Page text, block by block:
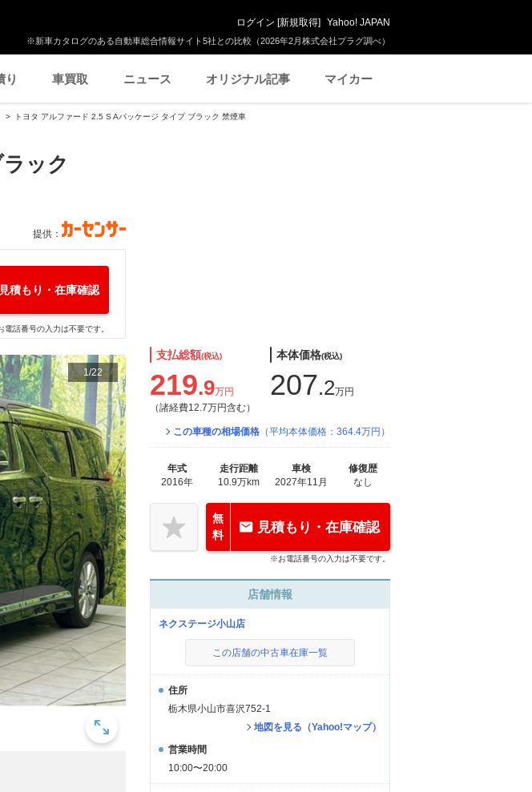
※新車カタログのある自動車総合情報サイト5社との比較（2026年2月株式会社プラグ調べ）
ログイン [新規取得] Yahoo! JAPAN
り 車買取 ニュース オリジナル記事 マイカー
トヨタ アルファード 2.5 S Aパッケージ タイプ ブラック 禁煙車
ック
提供：
見積もり・在庫確認
電話番号の入力は不要です。
1/22
支払総額(税込)
219.9万円
（諸経費12.7万円含む）
本体価格(税込)
207.2万円
この車種の相場価格 （平均本体価格：364.4万円）
年式
2016年
走行距離
10.9万km
車検
2027年11月
修復歴
なし
無
料
見積もり・在庫確認
※お電話番号の入力は不要です。
店舗情報
ネクステージ小山店
この店舗の中古車在庫一覧
住所
栃木県小山市喜沢752-1
地図を見る（Yahoo!マップ）
営業時間
10:00〜20:00